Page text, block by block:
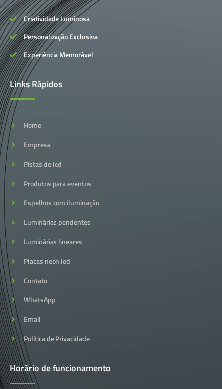
Criatividade Luminosa
Personalização Exclusiva
Experiência Memorável
Links Rápidos
Home
Empresa
Pistas de led
Produtos para eventos
Espelhos com iluminação
Luminárias pendentes
Luminárias lineares
Placas neon led
Contato
WhatsApp
Email
Política de Privacidade
Horário de funcionamento